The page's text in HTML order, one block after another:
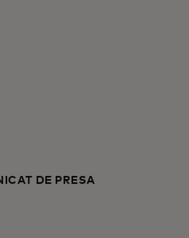
DE PRESĂ